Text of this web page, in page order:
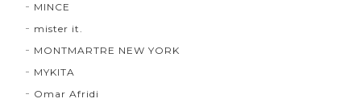
MINCE
mister it.
MONTMARTRE NEW YORK
MYKITA
Omar Afridi